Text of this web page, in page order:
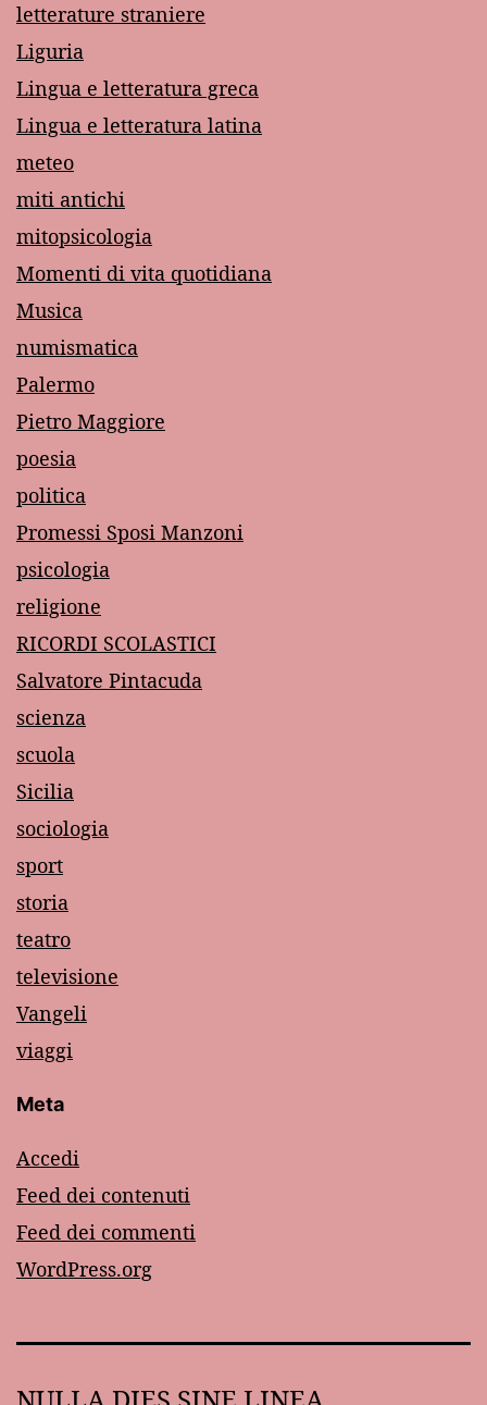
letterature straniere
Liguria
Lingua e letteratura greca
Lingua e letteratura latina
meteo
miti antichi
mitopsicologia
Momenti di vita quotidiana
Musica
numismatica
Palermo
Pietro Maggiore
poesia
politica
Promessi Sposi Manzoni
psicologia
religione
RICORDI SCOLASTICI
Salvatore Pintacuda
scienza
scuola
Sicilia
sociologia
sport
storia
teatro
televisione
Vangeli
viaggi
Meta
Accedi
Feed dei contenuti
Feed dei commenti
WordPress.org